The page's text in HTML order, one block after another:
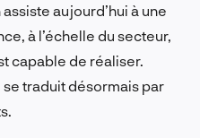
aujourd’hui à une
à l’échelle du secteur,
capable de réaliser.
traduit désormais par